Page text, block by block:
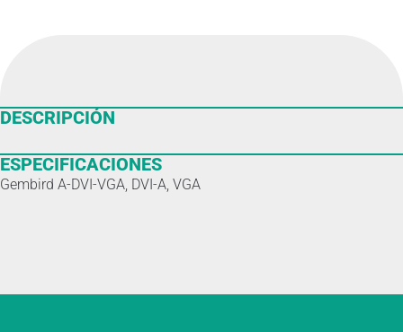
DESCRIPCIÓN
ESPECIFICACIONES
Gembird A-DVI-VGA, DVI-A, VGA